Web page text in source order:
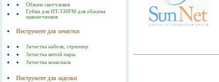
Обжим скотчлоков
Губки для HT-336FM для обжима
наконечников
Инструмент для зачистки
Зачистка кабеля, стриппер
Зачистка витой пары
Зачистка коаксиала
Инструмент для заделки